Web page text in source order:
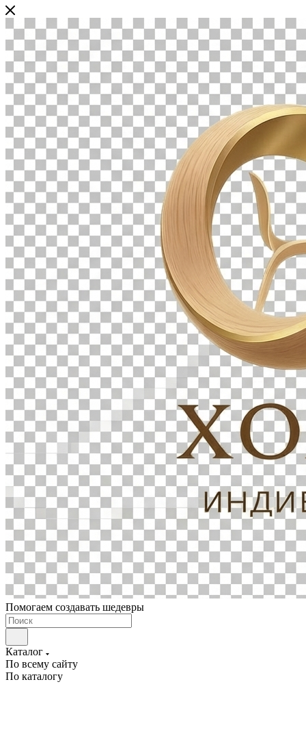
Помогаем создавать шедевры
Каталог
По всему сайту
По каталогу